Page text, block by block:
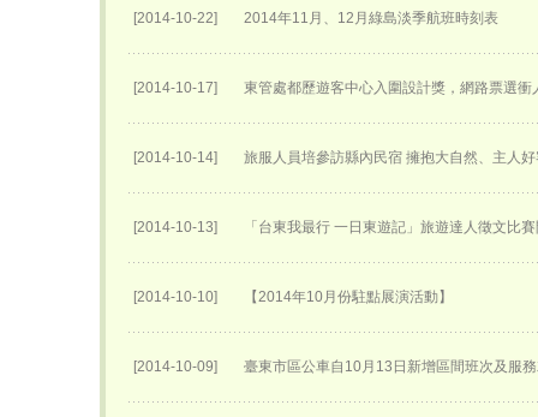
[2014-10-22] 2014年11月、12月綠島淡季航班時刻表
[2014-10-17] 東管處都歷遊客中心入圍設計獎，網路票選衝
[2014-10-14] 旅服人員培參訪縣內民宿 擁抱大自然、主人
[2014-10-13] 「台東我最行 一日東遊記」旅遊達人徵文比
[2014-10-10] 【2014年10月份駐點展演活動】
[2014-10-09] 臺東市區公車自10月13日新增區間班次及服